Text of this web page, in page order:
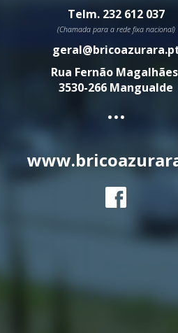
Telm. 232 612 037
(Chamada para a rede fixa nacional)
Rua Fernão
3530-266 Mangualde
...